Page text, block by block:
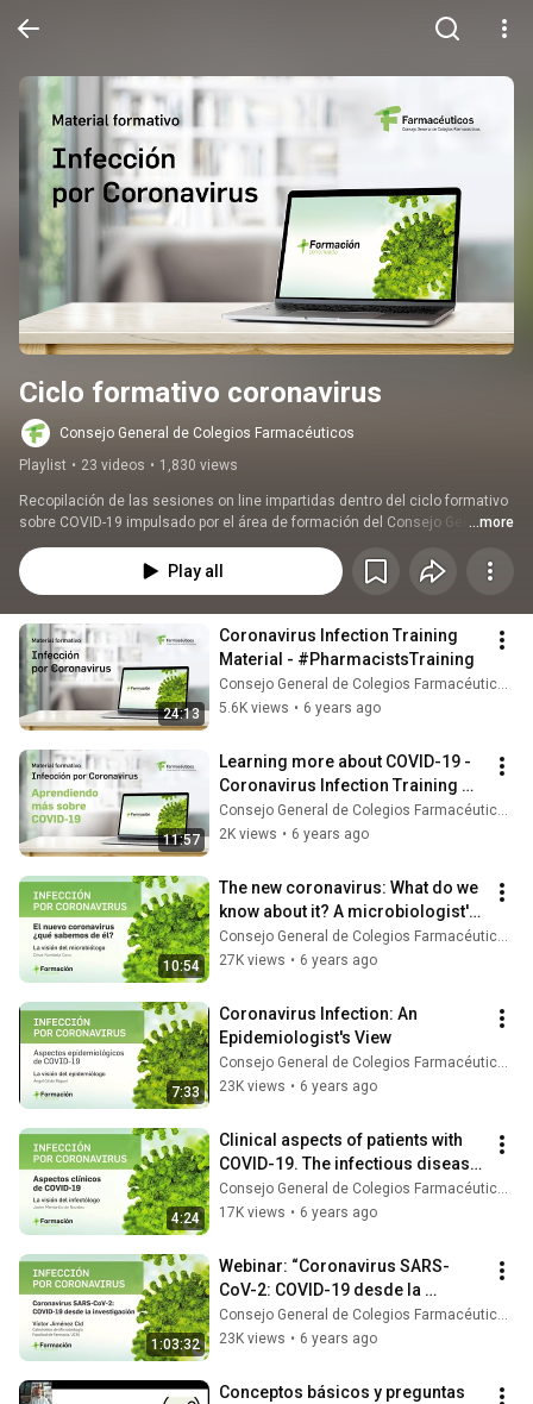
Ciclo formativo coronavirus
Consejo General de Colegios Farmacéuticos
Playlist • 23 videos • 1,830 views
Recopilación de las sesiones on line impartidas dentro del ciclo formativo
sobre COVID-19 impulsado por el área de formación del Consejo General
de Colegios Farmacéuticos. #FarmacéuticosFormación
...more
Play all
24:13
Coronavirus Infection Training
Material - #PharmacistsTraining
Consejo General de Colegios Farmacéuticos
5.6K views • 6 years ago
11:57
Learning more about COVID-19 -
Coronavirus Infection Training
Material
Consejo General de Colegios Farmacéuticos
2K views • 6 years ago
10:54
The new coronavirus: What do we
know about it? A microbiologist's
view
Consejo General de Colegios Farmacéuticos
27K views • 6 years ago
7:33
Coronavirus Infection: An
Epidemiologist's View
Consejo General de Colegios Farmacéuticos
23K views • 6 years ago
4:24
Clinical aspects of patients with
COVID-19. The infectious disease
specialist's perspective
Consejo General de Colegios Farmacéuticos
17K views • 6 years ago
1:03:32
Webinar: “Coronavirus SARS-
CoV-2: COVID-19 desde la
investigación"
Consejo General de Colegios Farmacéuticos
23K views • 6 years ago
Conceptos básicos y preguntas